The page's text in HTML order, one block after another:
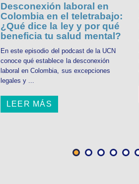
Desconexión laboral en
Colombia en el teletrabajo:
¿Qué dice la ley y por qué
beneficia tu salud mental?
En este episodio del podcast de la UCN
conoce qué establece la desconexión
laboral en Colombia, sus excepciones
legales y ...
LEER MÁS